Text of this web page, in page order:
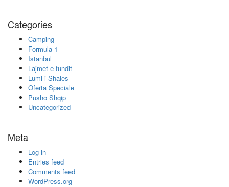
Categories
Camping
Formula 1
Istanbul
Lajmet e fundit
Lumi i Shales
Oferta Speciale
Pusho Shqip
Uncategorized
Meta
Log in
Entries feed
Comments feed
WordPress.org